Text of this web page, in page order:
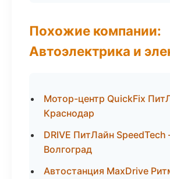
Похожие компании:
Автоэлектрика и
Мотор-центр QuickFix
Краснодар
DRIVE ПитЛайн
Волгоград
Автостанция MaxDrive